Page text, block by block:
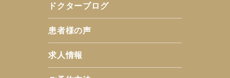
ドクターブログ
患者様の声
求人情報